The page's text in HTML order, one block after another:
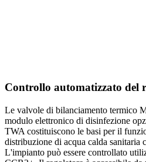
Controllo automatizzato del
Le valvole di bilanciamento termico
modulo elettronico di disinfezione
TWA costituiscono le basi per il
distribuzione di acqua calda sanitaria
L'impianto può essere controllato